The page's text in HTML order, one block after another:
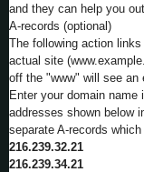
and they can help you
A-records (optional)
The following action
actual site
off the "www" will see an
Enter your domain
addresses shown below
separate A-records
216.239.32.21
216.239.34.21